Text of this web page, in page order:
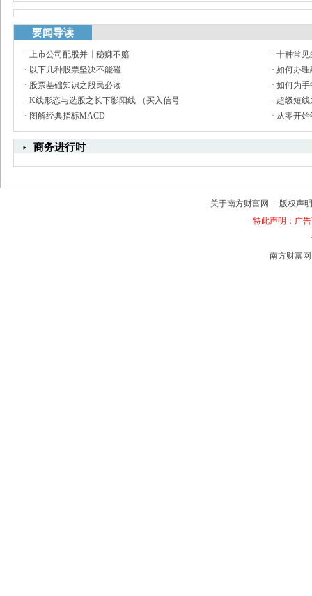
要闻导读
· 上市公司配股并非稳赚不赔 · 十种常见
· 以下几种股票坚决不能碰 · 如何办理
· 股票基础知识之股民必读 · 如何为手
· K线形态与选股之长下影阳线 （买入信号 · 超级短
· 图解经典指标MACD · 从零开
商务进行时
关于南方财富网 － 版权声明
特此声明：广
南方财富